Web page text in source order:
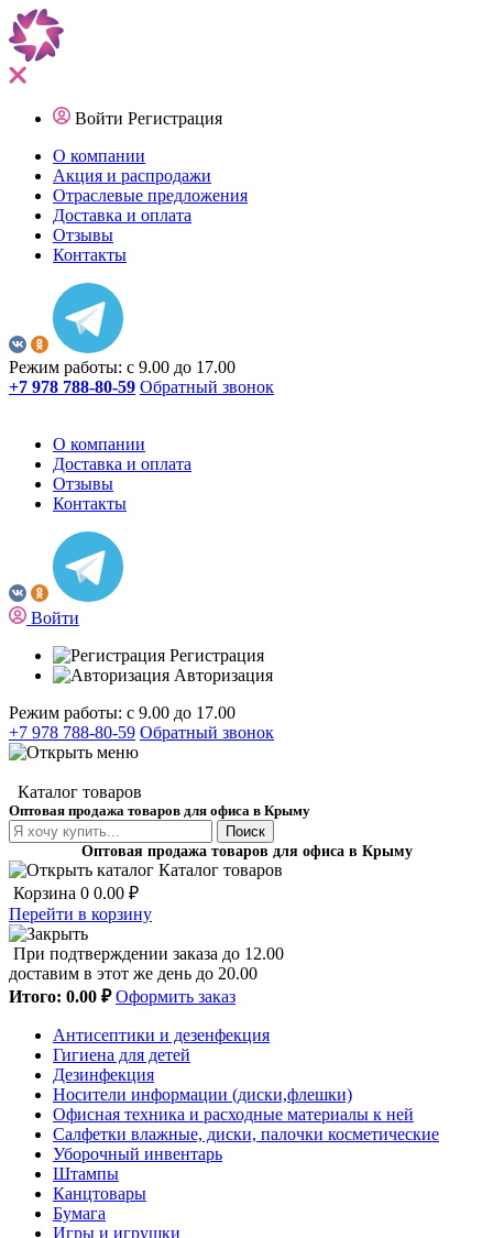
Войти Регистрация
О компании
Акция и распродажи
Отраслевые предложения
Доставка и оплата
Отзывы
Контакты
Режим работы: с 9.00 до 17.00
+7 978 788-80-59 Обратный звонок
О компании
Доставка и оплата
Отзывы
Контакты
Войти
Регистрация
Авторизация
Режим работы: с 9.00 до 17.00
+7 978 788-80-59 Обратный звонок
Каталог товаров
Оптовая продажа товаров для офиса в Крыму
Поиск
Оптовая продажа товаров для офиса в Крыму
Каталог товаров
Корзина 0 0.00 ₽
Перейти в корзину
При подтверждении заказа до 12.00
доставим в этот же день до 20.00
Итого: 0.00 ₽ Оформить заказ
Антисептики и дезенфекция
Гигиена для детей
Дезинфекция
Носители информации (диски,флешки)
Офисная техника и расходные материалы к ней
Салфетки влажные, диски, палочки косметические
Уборочный инвентарь
Штампы
Канцтовары
Бумага
Игры и игрушки